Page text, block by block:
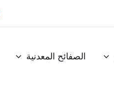
الصفائح المعدنية